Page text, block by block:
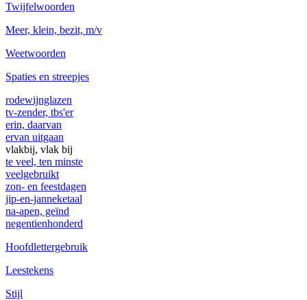
Twijfelwoorden
Meer, klein, bezit, m/v
Weetwoorden
Spaties en streepjes
rodewijnglazen
tv-zender, tbs'er
erin, daarvan
ervan uitgaan
vlakbij, vlak bij
te veel, ten minste
veelgebruikt
zon- en feestdagen
jip-en-janneketaal
na-apen, geïnd
negentienhonderd
Hoofdlettergebruik
Leestekens
Stijl